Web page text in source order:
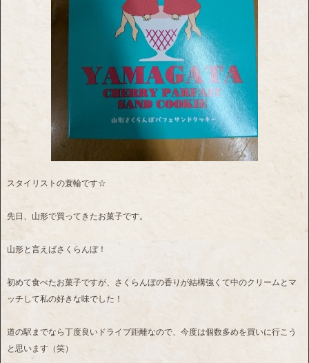
スタイリストの蓑輪です☆
先日、山形で買ってきたお菓子です。
山形と言えばさくらんぼ！
初めて食べたお菓子ですが、さくらんぼの香りが結構強くて中のクリームとマ
ッチして私の好きな味でした！
道の駅までなら丁度良いドライブ距離なので、今度は個数多めを買いに行こう
と思います（笑）